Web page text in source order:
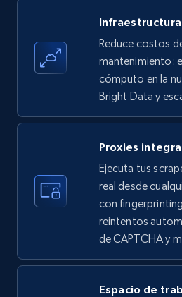
Title, Seller name, Brand,
price, Currency, Availability,
more.
5.7K+
LinkedIn company
ID, Name, Country code,
Employees in linkedin, About,
33.6K+ 3.5K+
Infraestructura
Reduce costos
mantenimiento:
cómputo en la
Bright Data y
Proxies
Ejecuta tus
real desde
con
reintentos
de CAPTCHA y
Espacio de